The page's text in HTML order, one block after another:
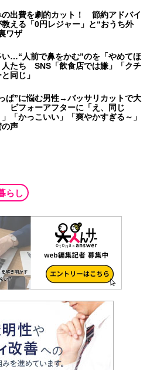
の出費を劇的カット！ 節約アドバイ
教える「0円レジャー」と“おうち外
ワザ
い…“人前で鼻をかむ”のを「やめてほ
人たち SNS「飲食店では嫌」「クチ
同じ」
ぱ”に悩む男性→バッサリカットで大
ビフォーアフターに「え、同じ
」「かっこいい」「爽やかすぎる～」
の声
らし